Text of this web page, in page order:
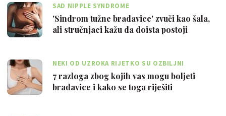
SAD NIPPLE SYNDROME
'Sindrom tužne bradavice' zvuči kao šala,
ali stručnjaci kažu da doista postoji
NEKI OD UZROKA RIJETKO SU OZBILJNI
7 razloga zbog kojih vas mogu boljeti
bradavice i kako se toga riješiti